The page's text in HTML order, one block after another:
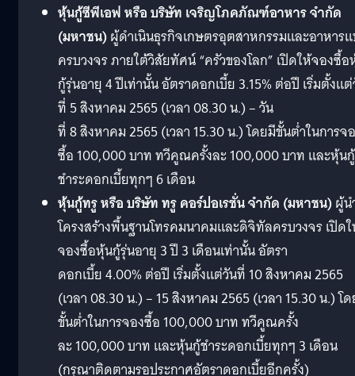
หุ้นกู้ซีพีเอฟหรือ บริษัท เจริญโภคภัณฑ์อาหาร จำกัด
(มหาชน)ผู้ดำเนินธุรกิจเกษตรอุตสาหกรรมและอาหาร
ครบวงจร ภายใต้วิสัยทัศน์ “ครัวของโลก” เปิดให้จองซื้
กู้รุ่นอายุ 4 ปีเท่านั้น อัตราดอกเบี้ย 3.15% ต่อปี เริ่มตั้งแ
ที่ 5 สิงหาคม 2565 (เวลา 08.30 น.) – วัน
ที่ 8 สิงหาคม 2565 (เวลา 15.30 น.) โดยมีขั้นต่ำในการจ
ซื้อ 100,000 บาท ทวีคูณครั้งละ 100,000 บาท และหุ้นกู้
ชำระดอกเบี้ยทุกๆ 6 เดือน
หุ้นกู้ทรูหรือ บริษัท ทรู คอร์ปอเรชั่น จำกัด (มหาชน)ผู้น
โครงสร้างพื้นฐานโทรคมนาคมและดิจิทัลครบวงจร เปิด
จองซื้อหุ้นกู้รุ่นอายุ 3 ปี 3 เดือนเท่านั้น อัตรา
ดอกเบี้ย 4.00% ต่อปี เริ่มตั้งแต่วันที่ 10 สิงหาคม 2565
(เวลา 08.30 น.) – 15 สิงหาคม 2565 (เวลา 15.30 น.) โ
ขั้นต่ำในการจองซื้อ 100,000 บาท ทวีคูณครั้ง
ละ 100,000 บาท และหุ้นกู้ชำระดอกเบี้ยทุกๆ 3 เดือน
(กรุณาติดตามรอประกาศอัตราดอกเบี้ยอีกครั้ง)